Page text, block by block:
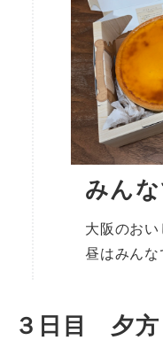
みんな
大阪のお
昼はみんな
３日目 夕方